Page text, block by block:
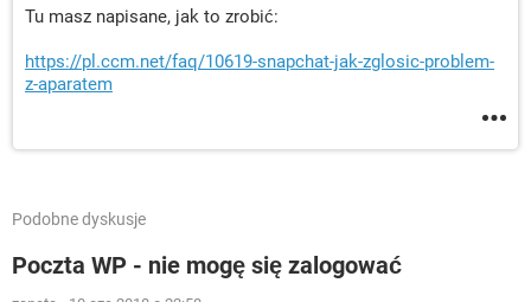
Tu masz napisane, jak to zrobić:
https://pl.ccm.net/faq/10619-snapchat-jak-zglosic-problem-
z-aparatem
Podobne dyskusje
Poczta WP - nie mogę się zalogować